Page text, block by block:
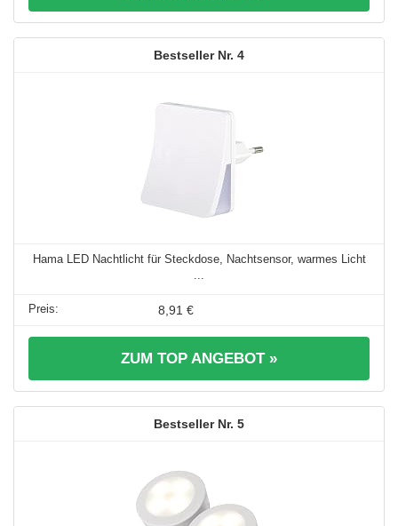
4
Hama LED Nachtlicht für Steckdose, Nachtsensor, warmes Licht
8,91 €
ZUM TOP ANGEBOT »
5